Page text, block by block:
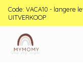
Code: VACA10 - langere
UITVERKOOP